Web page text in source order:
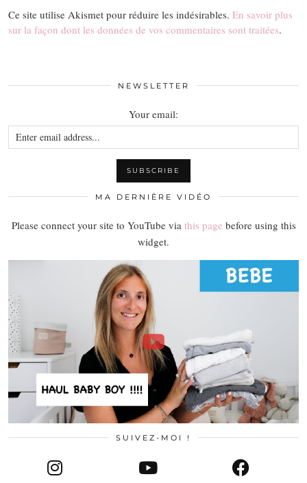
Ce site utilise Akismet pour réduire les indésirables. En savoir plus
sur la façon dont les données de vos commentaires sont traitées.
NEWSLETTER
Your email:
MA DERNIÈRE VIDÉO
Please connect your site to YouTube via this page before using this
widget.
SUIVEZ-MOI !